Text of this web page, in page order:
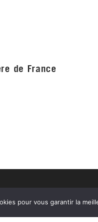
de France
pour vous garantir la